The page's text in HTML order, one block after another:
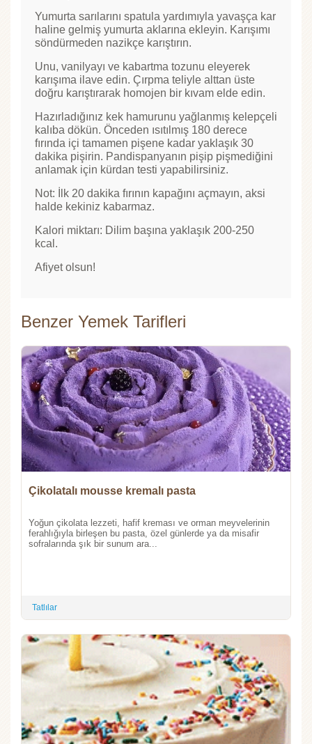
Yumurta sarılarını spatula yardımıyla yavaşça kar
haline gelmiş yumurta aklarına ekleyin. Karışımı
söndürmeden nazikçe karıştırın.
Unu, vanilyayı ve kabartma tozunu eleyerek
karışıma ilave edin. Çırpma teliyle alttan üste
doğru karıştırarak homojen bir kıvam elde edin.
Hazırladığınız kek hamurunu yağlanmış kelepçeli
kalıba dökün. Önceden ısıtılmış 180 derece
fırında içi tamamen pişene kadar yaklaşık 30
dakika pişirin. Pandispanyanın pişip pişmediğini
anlamak için kürdan testi yapabilirsiniz.
Not: İlk 20 dakika fırının kapağını açmayın, aksi
halde kekiniz kabarmaz.
Kalori miktarı: Dilim başına yaklaşık 200-250
kcal.
Afiyet olsun!
Benzer Yemek Tarifleri
Çikolatalı mousse kremalı pasta
Yoğun çikolata lezzeti, hafif kreması ve orman meyvelerinin
ferahlığıyla birleşen bu pasta, özel günlerde ya da misafir
sofralarında şık bir sunum ara...
Tatlılar